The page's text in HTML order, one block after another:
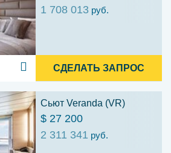
1 708 013 руб.
СДЕЛАТЬ ЗАПРОС
Сьют Veranda (VR)
$ 27 200
2 311 341 руб.